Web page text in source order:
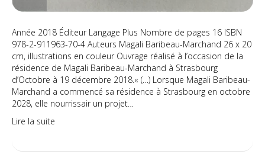
Année 2018 Éditeur Langage Plus Nombre de pages 16 ISBN
978-2-911963-70-4 Auteurs Magali Baribeau-Marchand 26 x 20
cm, illustrations en couleur Ouvrage réalisé à l’occasion de la
résidence de Magali Baribeau-Marchand à Strasbourg
d’Octobre à 19 décembre 2018.« (…) Lorsque Magali Baribeau-
Marchand a commencé sa résidence à Strasbourg en octobre
2028, elle nourrissair un projet…
Lire la suite